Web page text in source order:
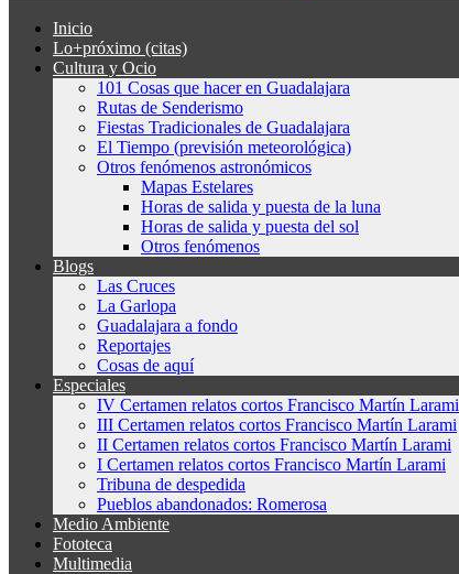
Inicio
Lo+próximo (citas)
Cultura y Ocio
101 Cosas que hacer en Guadalajara
Rutas de Senderismo
Fiestas Tradicionales de Guadalajara
El Tiempo (previsión meteorológica)
Otros fenómenos astronómicos
Mapas Estelares
Horas de salida y puesta de la luna
Horas de salida y puesta del sol
Otros fenómenos
Blogs
Las Cruces
La Garlopa
Guadalajara a fondo
Reportajes
Cosas de aquí
Especiales
IV Certamen relatos cortos Francisco Martín Larami
III Certamen relatos cortos Francisco Martín Larami
II Certamen relatos cortos Francisco Martín Larami
I Certamen relatos cortos Francisco Martín Larami
Tribuna de despedida
Pueblos abandonados: Romerosa
Medio Ambiente
Fototeca
Multimedia